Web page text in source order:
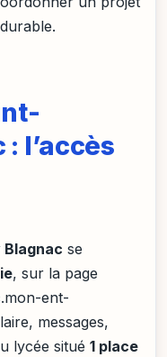
l’accès
Blagnac se
, sur la page
ent-
messages,
lycée situé 1 place